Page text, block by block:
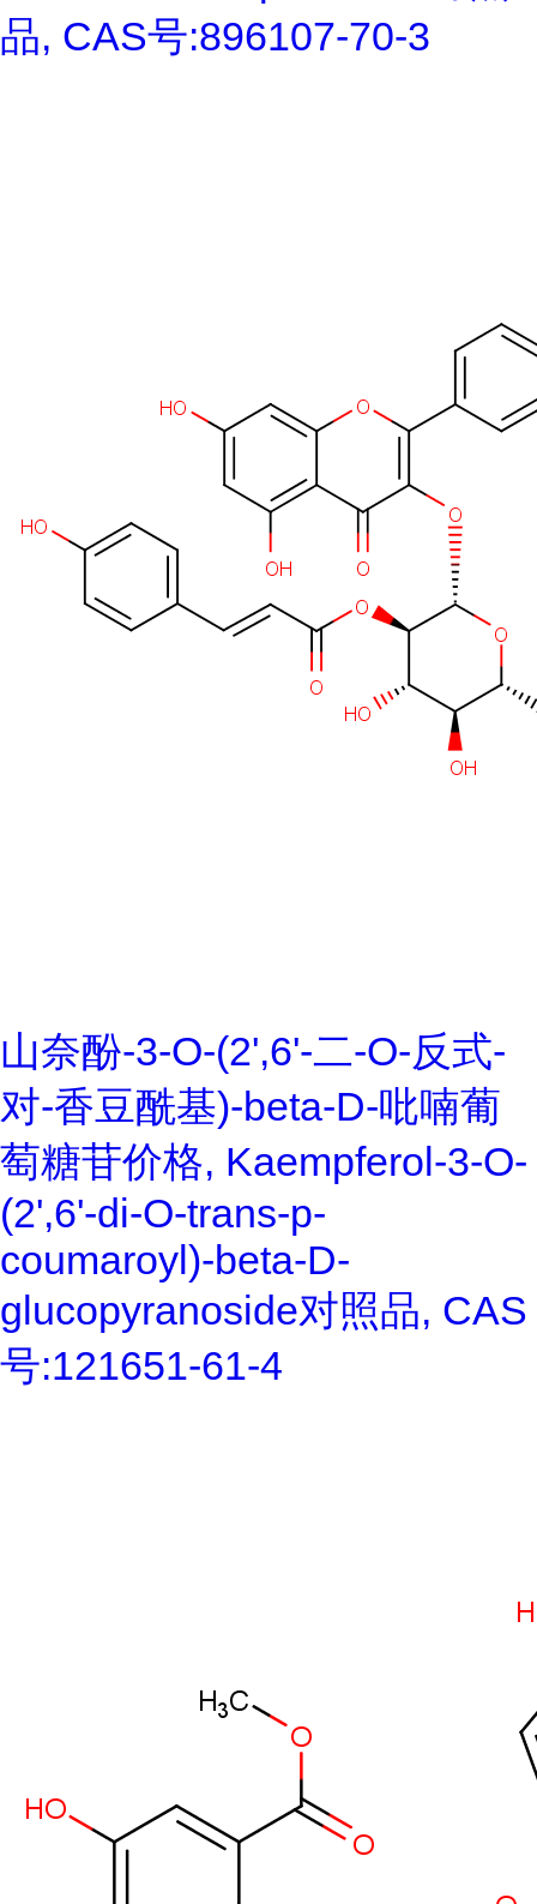
品, CAS号:896107-70-3
山奈酚-3-O-(2',6'-二-O-反式-
对-香豆酰基)-beta-D-吡喃葡
萄糖苷价格, Kaempferol-3-O-
(2',6'-di-O-trans-p-
coumaroyl)-beta-D-
glucopyranoside对照品, CAS
号:121651-61-4